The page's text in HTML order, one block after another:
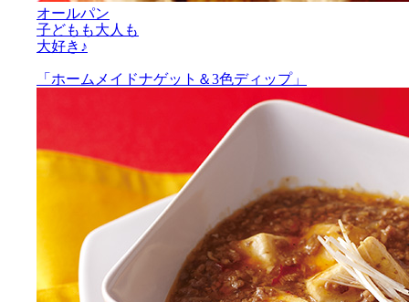
オールパン
子どもも大人も
大好き♪
「ホームメイドナゲット＆3色ディップ」